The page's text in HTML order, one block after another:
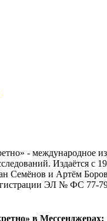
- международное
Издаётся с
Семёнов и Артём
ЭЛ № ФС 77-
в Мессенджерах: